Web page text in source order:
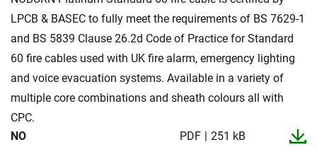
LPCB & BASEC to fully meet the requirements of BS 7629-1
and BS 5839 Clause 26.2d Code of Practice for Standard
60 fire cables used with UK fire alarm, emergency lighting
and voice evacuation systems. Available in a variety of
multiple core combinations and sheath colours all with
CPC.
NO
PDF 251 kB